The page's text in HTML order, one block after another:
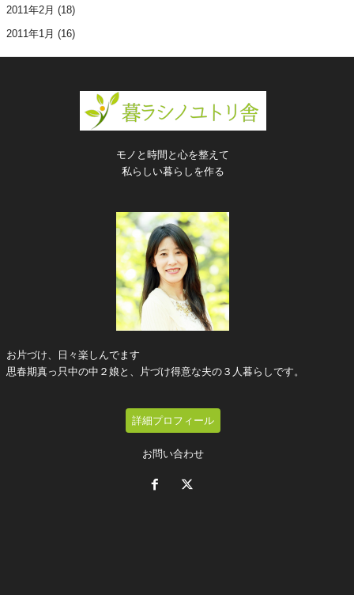
2011年2月 (18)
2011年1月 (16)
モノと時間と心を整えて
私らしい暮らしを作る
お片づけ、日々楽しんでます
思春期真っ只中の中２娘と、片づけ得意な夫の３人暮らしです。
詳細プロフィール
お問い合わせ